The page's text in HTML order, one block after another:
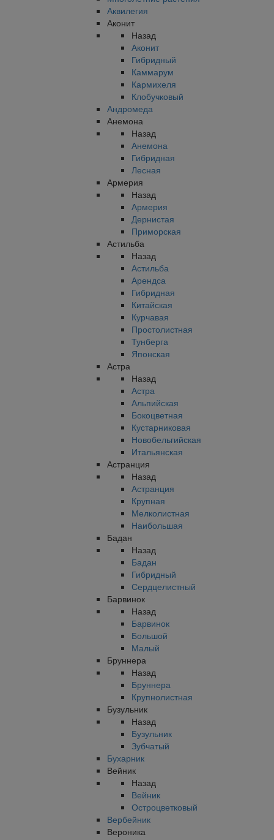
Аквилегия
Аконит
Назад
Аконит
Гибридный
Каммарум
Кармихеля
Клобучковый
Андромеда
Анемона
Назад
Анемона
Гибридная
Лесная
Армерия
Назад
Армерия
Дернистая
Приморская
Астильба
Назад
Астильба
Арендса
Гибридная
Китайская
Курчавая
Простолистная
Тунберга
Японская
Астра
Назад
Астра
Альпийская
Бокоцветная
Кустарниковая
Новобельгийская
Итальянская
Астранция
Назад
Астранция
Крупная
Мелколистная
Наибольшая
Бадан
Назад
Бадан
Гибридный
Сердцелистный
Барвинок
Назад
Барвинок
Большой
Малый
Бруннера
Назад
Бруннера
Крупнолистная
Бузульник
Назад
Бузульник
Зубчатый
Бухарник
Вейник
Назад
Вейник
Остроцветковый
Вербейник
Вероника